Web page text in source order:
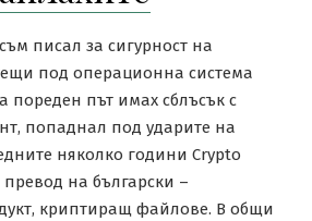
писал за сигурност на
под операционна система
пореден път имах сблъсък с
попаднал под ударите на
няколко години Crypto
на български –
криптиращ файлове. В общи